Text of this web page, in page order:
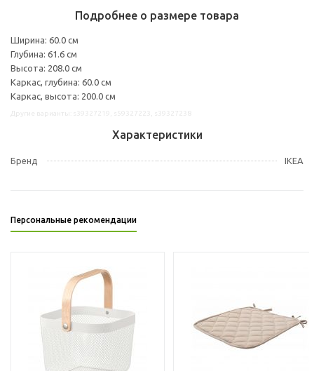
Подробнее о размере товара
Ширина: 60.0 см
Глубина: 61.6 см
Высота: 208.0 см
Каркас, глубина: 60.0 см
Каркас, высота: 200.0 см
Характеристики
Бренд IKEA
Персональные рекомендации